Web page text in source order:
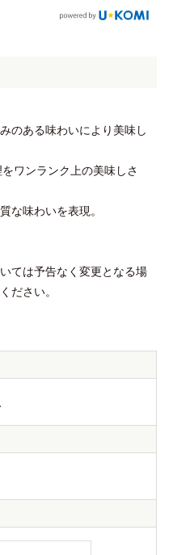
のある味わいにより美味し
ワンランク上の美味しさ
な味わいを表現。
ては予告なく変更となる場
ださい。